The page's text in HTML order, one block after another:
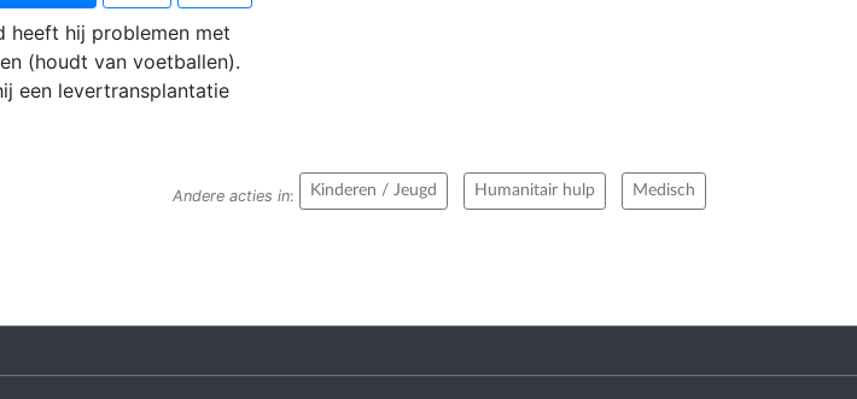
heeft hij problemen met
(houdt van voetballen).
een levertransplantatie
Andere acties in: Kinderen / Jeugd Humanitair hulp Medisch